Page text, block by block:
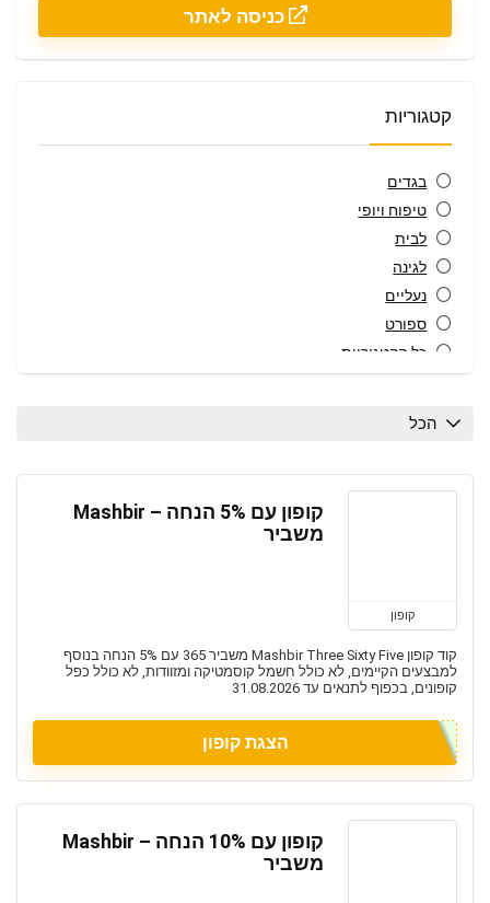
כניסה לאתר
קטגוריות
בגדים
טיפוח ויופי
לבית
לגינה
נעליים
ספורט
כל הקטגוריות
הכל
קופון
קופון עם 5% הנחה – Mashbir
משביר
קוד קופון Mashbir Three Sixty Five משביר 365 עם 5% הנחה בנוסף
למבצעים הקיימים, לא כולל חשמל קוסמטיקה ומזוודות, לא כולל כפל
קופונים, בכפוף לתנאים עד 31.08.2026
הצגת קופון
קופון עם 10% הנחה – Mashbir
משביר